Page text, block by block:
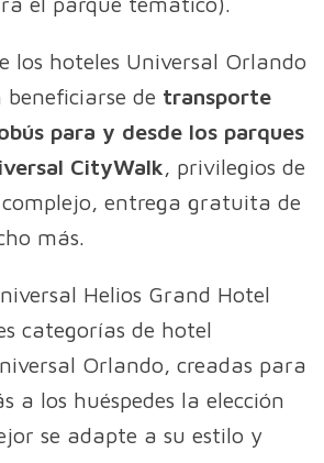
los hoteles Universal Orlando
de transporte
para y desde los parques
CityWalk, privilegios de
entrega gratuita de
más.
Helios Grand Hotel
categorías de hotel
Orlando, creadas para
a los huéspedes la elección
se adapte a su estilo y